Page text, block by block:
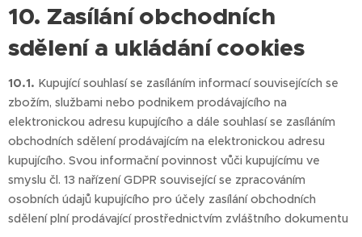
10. Zasílání obchodních
sdělení a ukládání cookies
10.1. Kupující souhlasí se zasíláním informací souvisejících se
zbožím, službami nebo podnikem prodávajícího na
elektronickou adresu kupujícího a dále souhlasí se zasíláním
obchodních sdělení prodávajícím na elektronickou adresu
kupujícího. Svou informační povinnost vůči kupujícímu ve
smyslu čl. 13 nařízení GDPR související se zpracováním
osobních údajů kupujícího pro účely zasílání obchodních
sdělení plní prodávající prostřednictvím zvláštního dokumentu